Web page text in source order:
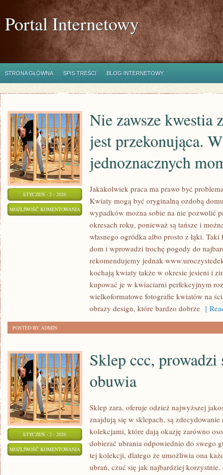
Portal Internetowy
STRONA GŁÓWNA SPIS TREŚCI BLOG INTERNETOWY
STYCZEŃ - 2 - 2026
MOŻLIWOŚĆ KOMENTOWANIA
ZAWSZE
KWESTIA
ZAKUPU
OKRYCIA
JEST
PRZEKONUJĄCA.
PEWNYCH
JEDNOZNACZNYCH
MOMENTACH
Nie zawsze kwestia
jest przekonująca.
jednoznacznych
Jakakolwiek praca ma prawo być
Kwiaty mogą być oryginalną ozdobą
wypadków można sobie na nie pozwolić
okresach roku, ponieważ są tańsze i
własnego ogródka albo prosto z łąki.
dom i wprowadzi trochę pogody do
rekomendujemy jednak
kochają kwiaty także w okresie jesieni i
kupować je w kwiaciarni perfekcyjnym
wielkoformatowe fotografie kwiatów na
obrazy design, które bardzo dobrze [
POSTED BY ADMIN
STYCZEŃ - 2 - 2026
MOŻLIWOŚĆ KOMENTOWANIA
Sklep ccc, prowadzi
obuwia
Sklep zara, oferuje odzież najwyższej
znajdują się w sklepach, są
kolekcjami, które dają okazję zarówno
dobierać ubrania odpowiednio do swego
tej kolekcji, dlatego że umożliwia ona
ubrań, czuć się jak najbardziej